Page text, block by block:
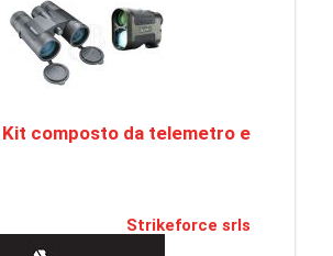
composto da telemetro e
Strikeforce srls